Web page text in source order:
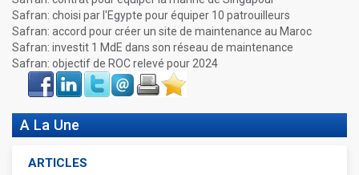
Safran: choisi par l'Egypte pour équiper 10 patrouilleurs
Safran: accord pour créer un site de maintenance au Maroc
Safran: investit 1 MdE dans son réseau de maintenance
Safran: objectif de ROC relevé pour 2024
Face
book
LinkIn Twitter Envoyer ImprimerFavoris
A La Une
ARTICLES